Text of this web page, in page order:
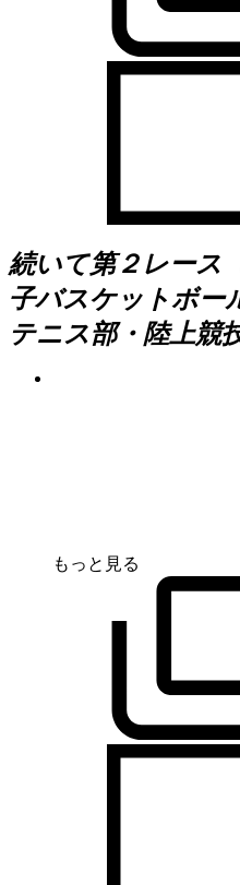
続いて第２レース
子バスケットボー
テニス部・陸上競
もっと見る